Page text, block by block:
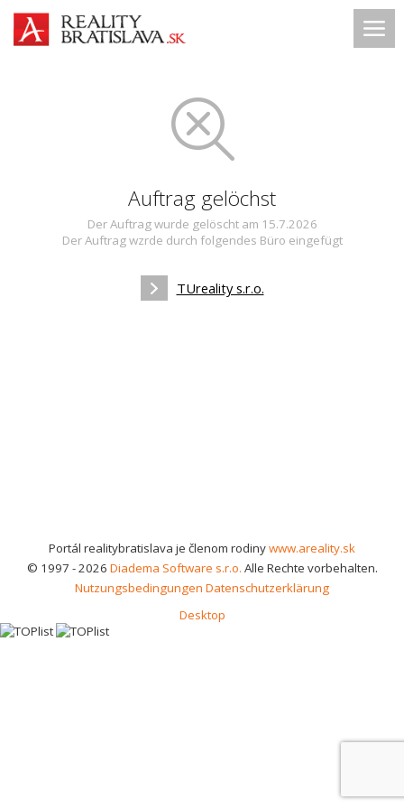
Auftrag gelöchst
Der Auftrag wurde gelöscht am 15.7.2026
Der Auftrag wzrde durch folgendes Büro eingefügt
TUreality s.r.o.
Portál realitybratislava je členom rodinywww.areality.sk
© 1997 - 2026 Diadema Software s.r.o. Alle Rechte vorbehalten.
Nutzungsbedingungen Datenschutzerklärung
Desktop